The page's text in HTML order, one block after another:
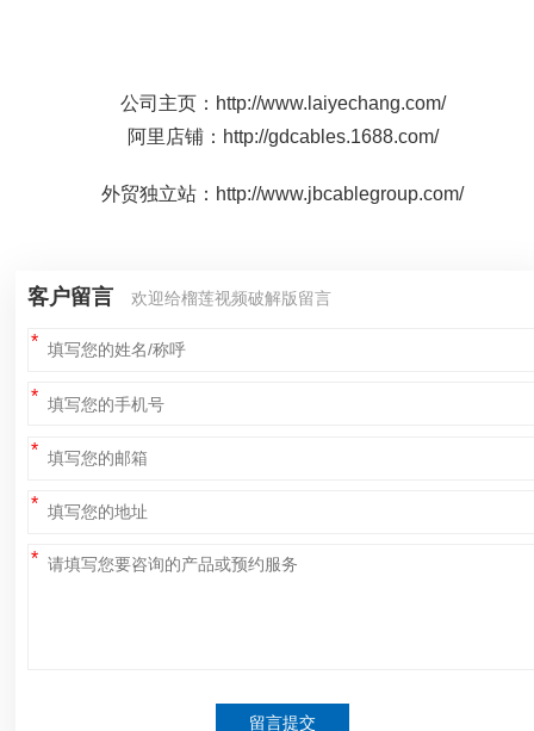
公司主页：http://www.laiyechang.com/
阿里店铺：http://gdcables.1688.com/
外贸独立站：http://www.jbcablegroup.com/
客户留言 欢迎给榴莲视频破解版留言
留言提交